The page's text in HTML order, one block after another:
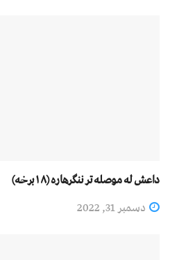
داعش له موصله تر ننګرهاره (۱۸برخه)
دسمبر 31, 2022